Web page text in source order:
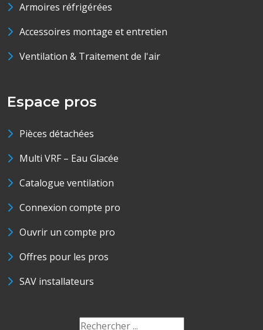
Armoires réfrigérées
Accessoires montage et entretien
Ventilation & Traitement de l'air
Espace pros
Pièces détachées
Multi VRF – Eau Glacée
Catalogue ventilation
Connexion compte pro
Ouvrir un compte pro
Offres pour les pros
SAV installateurs